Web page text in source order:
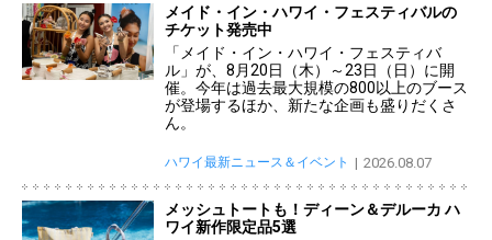
メイド・イン・ハワイ・フェスティバルの
チケット発売中
「メイド・イン・ハワイ・フェスティバ
ル」が、8月20日（木）～23日（日）に開
催。今年は過去最大規模の800以上のブース
が登場するほか、新たな企画も盛りだくさ
ん。
ハワイ最新ニュース＆イベント 2026.08.07
メッシュトートも！ディーン＆デルーカ ハ
ワイ新作限定品5選